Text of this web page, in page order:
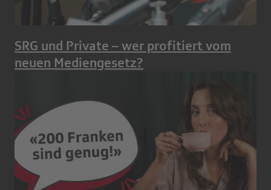
SRG und Private – wer profitiert vom
neuen Mediengesetz?